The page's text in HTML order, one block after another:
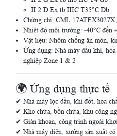
II 2 D Ex tb IIIC T35°C Db
Chứng chỉ: CML
Nhiệt độ môi trường: -40°C đến
Vật liệu: Nhôm chống ăn mòn,
Ứng dụng: Nhà máy dầu khí,
nghiệp Zone 1 & 2
🌍 Ứng dụng thực tế
✔ Nhà máy lọc dầu, khí đốt, hóa
✔ Kho chứa, bồn chứa, khu công
✔ Giàn khoan, công trình ngoài
✔ Nhà máy điện, xưởng sản xuất có